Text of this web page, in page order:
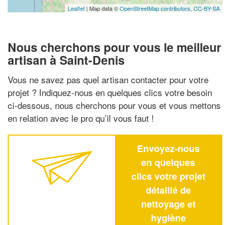
Leaflet | Map data ©OpenStreetMap contributors, CC-BY-SA
Nous cherchons pour vous le meilleur
artisan à Saint-Denis
Vous ne savez pas quel artisan contacter pour votre
projet ? Indiquez-nous en quelques clics votre besoin
ci-dessous, nous cherchons pour vous et vous mettons
en relation avec le pro qu’il vous faut !
Envoyez-nous
en quelques
clics votre projet
détaillé de
nettoyage et
hygiène